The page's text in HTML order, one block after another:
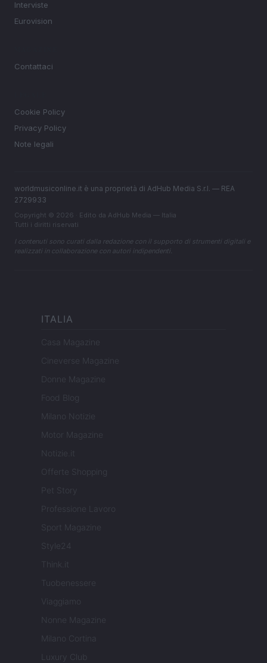
Interviste
Eurovision
Contattaci
Cookie Policy
Privacy Policy
Note legali
worldmusiconline.it è una proprietà di AdHub Media S.r.l. — REA
2729933
Copyright © 2026 · Edito da AdHub Media — Italia
Tutti i diritti riservati
I contenuti sono curati dalla redazione con il supporto di strumenti digitali e
realizzati in collaborazione con autori indipendenti.
ITALIA
Casa Magazine
Cineverse Magazine
Donne Magazine
Food Blog
Milano Notizie
Motor Magazine
Notizie.it
Offerte Shopping
Pet Story
Professione Lavoro
Sport Magazine
Style24
Think.it
Tuobenessere
Viaggiamo
Nonne Magazine
Milano Cortina
Luxury Club